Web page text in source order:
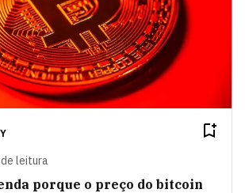
de leitura
porque o preço do bitcoin